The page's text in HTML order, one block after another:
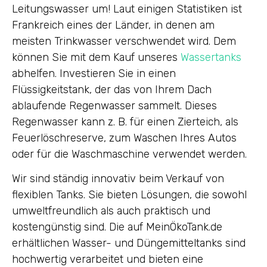
Leitungswasser um! Laut einigen Statistiken ist
Frankreich eines der Länder, in denen am
meisten Trinkwasser verschwendet wird. Dem
können Sie mit dem Kauf unseres Wassertanks
abhelfen. Investieren Sie in einen
Flüssigkeitstank, der das von Ihrem Dach
ablaufende Regenwasser sammelt. Dieses
Regenwasser kann z. B. für einen Zierteich, als
Feuerlöschreserve, zum Waschen Ihres Autos
oder für die Waschmaschine verwendet werden.
Wir sind ständig innovativ beim Verkauf von
flexiblen Tanks. Sie bieten Lösungen, die sowohl
umweltfreundlich als auch praktisch und
kostengünstig sind. Die auf MeinÖkoTank.de
erhältlichen Wasser- und Düngemitteltanks sind
hochwertig verarbeitet und bieten eine